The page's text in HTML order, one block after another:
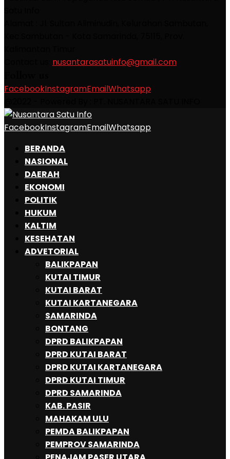
nusantarasatuinfo@gmail.com
FacebookInstagramEmailWhatsapp
FacebookInstagramEmailWhatsapp
BERANDA
NASIONAL
DAERAH
EKONOMI
POLITIK
HUKUM
KALTIM
KESEHATAN
ADVETORIAL
BALIKPAPAN
KUTAI TIMUR
KUTAI BARAT
KUTAI KARTANEGARA
SAMARINDA
BONTANG
DPRD BALIKPAPAN
DPRD KUTAI BARAT
DPRD KUTAI KARTANEGARA
DPRD KUTAI TIMUR
DPRD SAMARINDA
KAB. PASIR
MAHAKAM ULU
PEMDA BALIKPAPAN
PEMPROV SAMARINDA